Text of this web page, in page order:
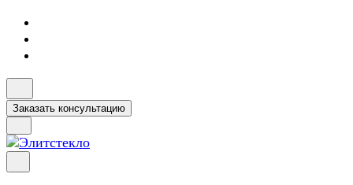
Заказать консультацию